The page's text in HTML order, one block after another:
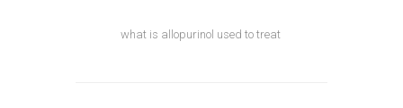
what is allopurinol used to treat